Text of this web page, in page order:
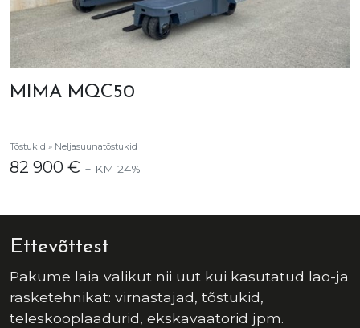
MIMA MQC50
Tõstukid » Neljasuunatõstukid
82 900 € + KM 24%
Ettevõttest
Pakume laia valikut nii uut kui kasutatud lao-ja
rasketehnikat: virnastajad, tõstukid,
teleskooplaadurid, ekskavaatorid jpm.